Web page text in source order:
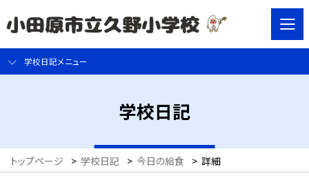
学校日記メニュー
学校日記
トップページ > 学校日記 > 今日の給食 > 詳細